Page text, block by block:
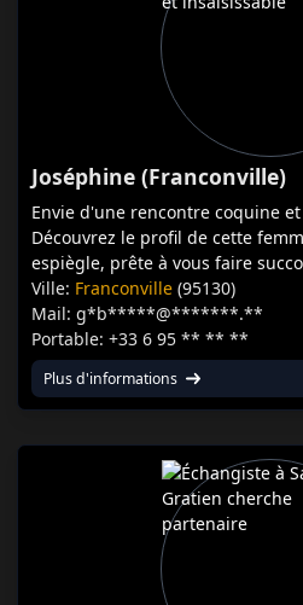
Joséphine (Franconville)
Envie d'une rencontre coquine
Découvrez le profil de cette
espiègle, prête à vous faire
Ville: Franconville (95130)
Mail: g*b*****@*******.**
Portable: +33 6 95 ** ** **
Plus d'informations